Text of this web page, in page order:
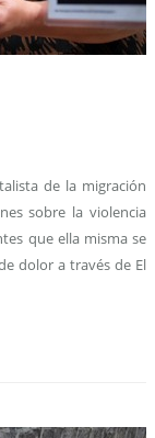
de la migración
sobre la violencia
que ella misma se
dolor a través de El